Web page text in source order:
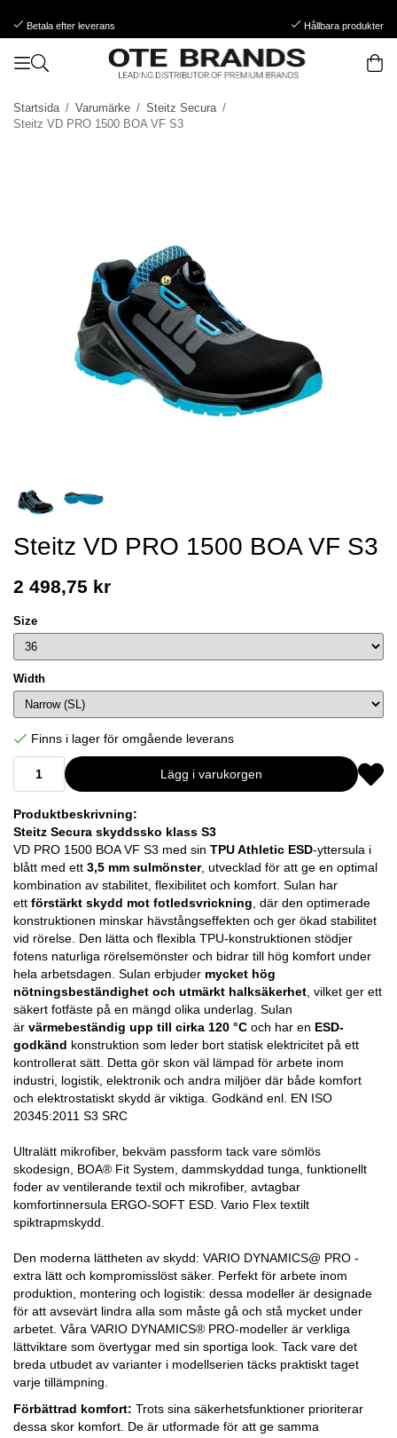
Betala efter leverans Hållbara produkter
Startsida / Varumärke / Steitz Secura /
Steitz VD PRO 1500 BOA VF S3
Steitz VD PRO 1500 BOA VF S3
2 498,75 kr
Size
Width
Finns i lager för omgående leverans
Lägg i varukorgen
Produktbeskrivning:
Steitz Secura skyddssko klass S3
VD PRO 1500 BOA VF S3 med sin TPU Athletic ESD-yttersula i
blått med ett 3,5 mm sulmönster, utvecklad för att ge en optimal
kombination av stabilitet, flexibilitet och komfort. Sulan har
ett förstärkt skydd mot fotledsvrickning, där den optimerade
konstruktionen minskar hävstångseffekten och ger ökad stabilitet
vid rörelse. Den lätta och flexibla TPU-konstruktionen stödjer
fotens naturliga rörelsemönster och bidrar till hög komfort under
hela arbetsdagen. Sulan erbjuder mycket hög
nötningsbeständighet och utmärkt halksäkerhet, vilket ger ett
säkert fotfäste på en mängd olika underlag. Sulan
är värmebeständig upp till cirka 120 °C och har en ESD-
godkänd konstruktion som leder bort statisk elektricitet på ett
kontrollerat sätt. Detta gör skon väl lämpad för arbete inom
industri, logistik, elektronik och andra miljöer där både komfort
och elektrostatiskt skydd är viktiga. Godkänd enl. EN ISO
20345:2011 S3 SRC
Ultralätt mikrofiber, bekväm passform tack vare sömlös
skodesign, BOA® Fit System, dammskyddad tunga, funktionellt
foder av ventilerande textil och mikrofiber, avtagbar
komfortinnersula ERGO-SOFT ESD. Vario Flex textilt
spiktrapmskydd.
Den moderna lättheten av skydd: VARIO DYNAMICS@ PRO -
extra lätt och kompromisslöst säker. Perfekt för arbete inom
produktion, montering och logistik: dessa modeller är designade
för att avsevärt lindra alla som måste gå och stå mycket under
arbetet. Våra VARIO DYNAMICS® PRO-modeller är verkliga
lättviktare som övertygar med sin sportiga look. Tack vare det
breda utbudet av varianter i modellserien täcks praktiskt taget
varje tillämpning.
Förbättrad komfort: Trots sina säkerhetsfunktioner prioriterar
dessa skor komfort. De är utformade för att ge samma